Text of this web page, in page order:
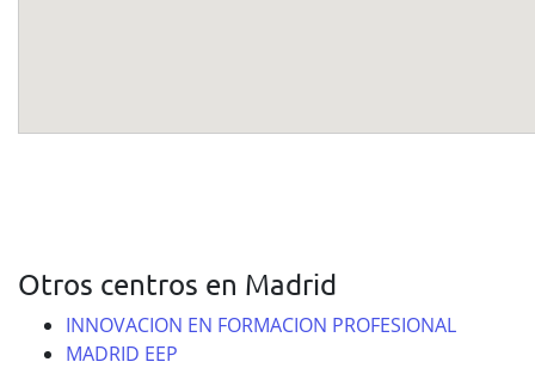
Otros centros en Madrid
INNOVACION EN FORMACION PROFESIONAL
MADRID EEP